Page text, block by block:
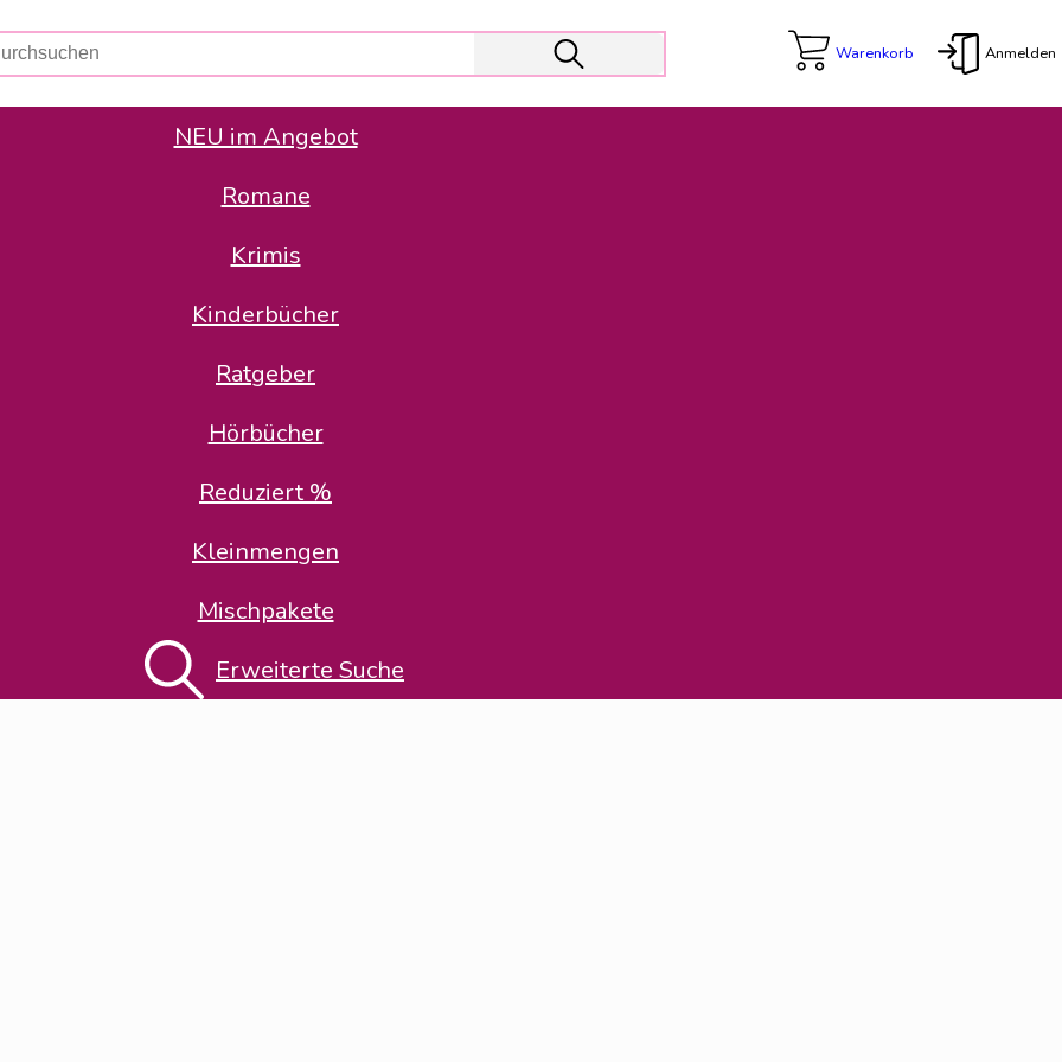
Warenkorb Anmelden
NEU im Angebot
Romane
Krimis
Kinderbücher
Ratgeber
Hörbücher
Reduziert %
Kleinmengen
Mischpakete
Erweiterte Suche
Avus Buch & Medien GmbH
zurück: Karl-Otto Binder übernimmt die Geschäftsführung. Er wird unterstützt von den Prokuristen Kerstin Walter und Kai
welche die AVUS langfristig begleiten möchten, freut sich das operative Management auf die Weiterentwicklung
in der Schanzenstr. 13, 51063 Köln und führt dort den operativen Betrieb in gewohntem Umfang fort.
Rufnummern und E-Mail- Adressen erreichbar.
Thema-Klassifikation